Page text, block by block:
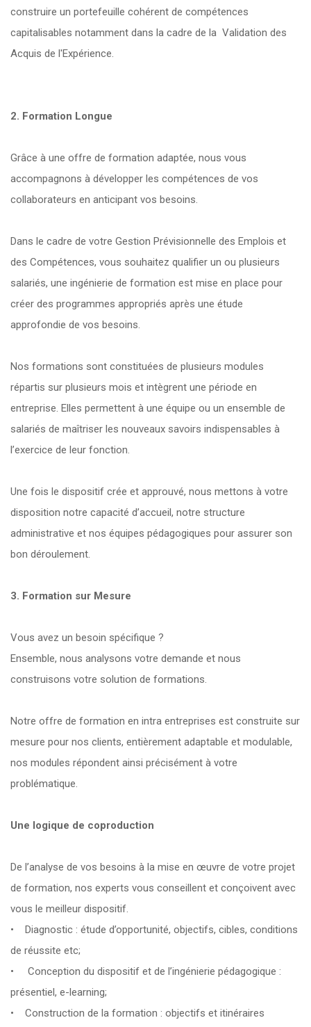
construire un portefeuille cohérent de compétences
capitalisables notamment dans la cadre de la Validation des
Acquis de l'Expérience.
2. Formation Longue
Grâce à une offre de formation adaptée, nous vous
accompagnons à développer les compétences de vos
collaborateurs en anticipant vos besoins.
Dans le cadre de votre Gestion Prévisionnelle des Emplois et
des Compétences, vous souhaitez qualifier un ou plusieurs
salariés, une ingénierie de formation est mise en place pour
créer des programmes appropriés après une étude
approfondie de vos besoins.
Nos formations sont constituées de plusieurs modules
répartis sur plusieurs mois et intègrent une période en
entreprise. Elles permettent à une équipe ou un ensemble de
salariés de maîtriser les nouveaux savoirs indispensables à
l’exercice de leur fonction.
Une fois le dispositif crée et approuvé, nous mettons à votre
disposition notre capacité d’accueil, notre structure
administrative et nos équipes pédagogiques pour assurer son
bon déroulement.
3. Formation sur Mesure
Vous avez un besoin spécifique ?
Ensemble, nous analysons votre demande et nous
construisons votre solution de formations.
Notre offre de formation en intra entreprises est construite sur
mesure pour nos clients, entièrement adaptable et modulable,
nos modules répondent ainsi précisément à votre
problématique.
Une logique de coproduction
De l’analyse de vos besoins à la mise en œuvre de votre projet
de formation, nos experts vous conseillent et conçoivent avec
vous le meilleur dispositif.
• Diagnostic : étude d’opportunité, objectifs, cibles, conditions
de réussite etc;
• Conception du dispositif et de l’ingénierie pédagogique :
présentiel, e-learning;
• Construction de la formation : objectifs et itinéraires